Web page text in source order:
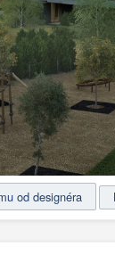
od designéra